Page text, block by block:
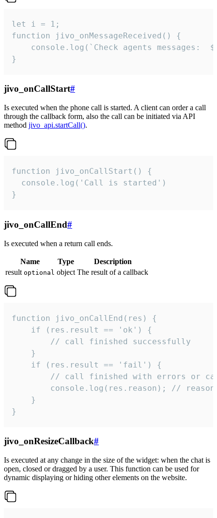
let i = 1;
function jivo_onMessageReceived() {
}
jivo_onCallStart#
Is executed when the phone call is started. A client can order a call
through the callback form, also the call can be initiated via API
method jivo_api.startCall().
function jivo_onCallStart() {
  console.log('Call is started')
}
jivo_onCallEnd#
Is executed when a return call ends.
Name Type
Description
result optional object The result of a callback
function jivo_onCallEnd(res) {
    if (res.result == 'ok') {
        // call finished successfully
    }
    if (res.result == 'fail') {
// call finished with errors or
console.log(res.reason); //
    }
}
jivo_onResizeCallback#
Is executed at any change in the size of the widget: when the chat is
open, closed or dragged by a user. This function can be used for
dynamic displaying or hiding other elements on the website.